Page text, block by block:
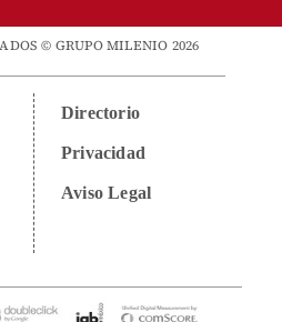
© GRUPO MILENIO 2026
Directorio
Privacidad
Aviso Legal